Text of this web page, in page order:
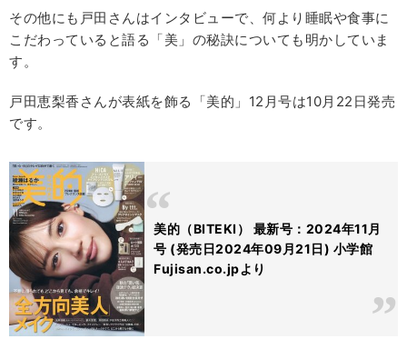
その他にも戸田さんはインタビューで、何より睡眠や食事に
こだわっていると語る「美」の秘訣についても明かしていま
す。
戸田恵梨香さんが表紙を飾る「美的」12月号は10月22日発売
です。
美的（BITEKI） 最新号：2024年11月
号 (発売日2024年09月21日) 小学館
Fujisan.co.jpより